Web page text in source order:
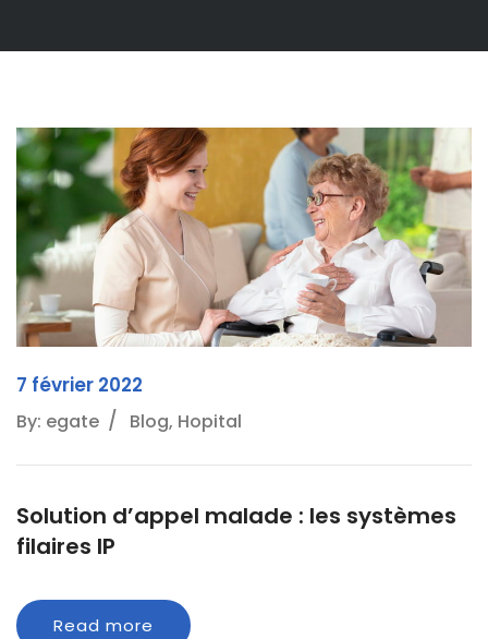
7 février 2022
By: egate Blog, Hopital
Solution d’appel malade : les systèmes
filaires IP
Read more